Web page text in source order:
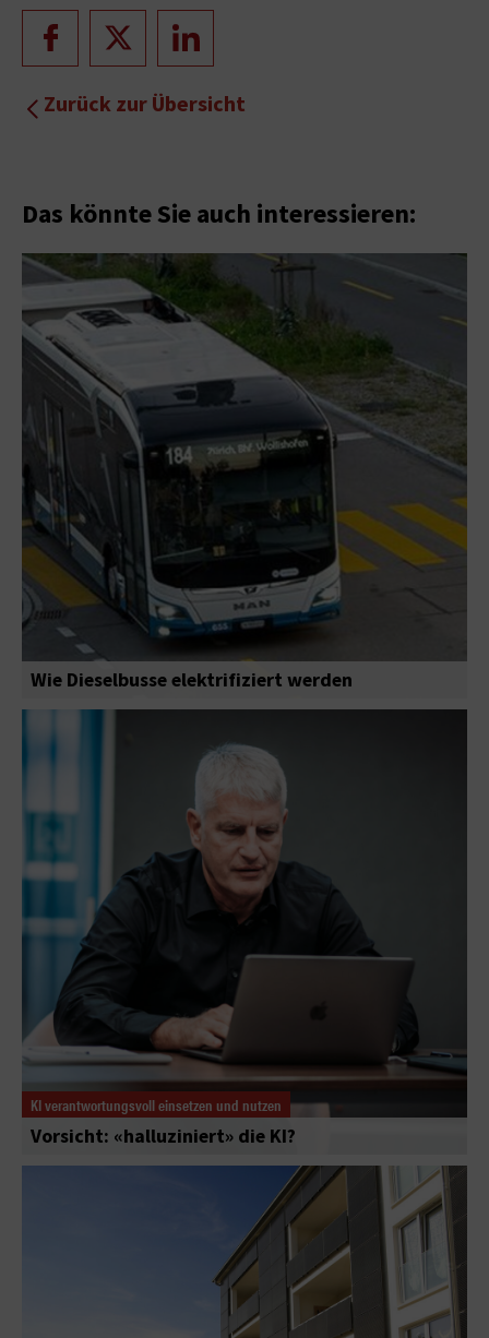
Zurück zur Übersicht
Das könnte Sie auch interessieren:
Wie Dieselbusse elektrifiziert werden
KI verantwortungsvoll einsetzen und nutzen
Vorsicht: «halluziniert» die KI?